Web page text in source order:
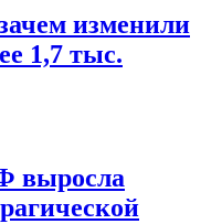
изменили
1,7 тыс.
выросла